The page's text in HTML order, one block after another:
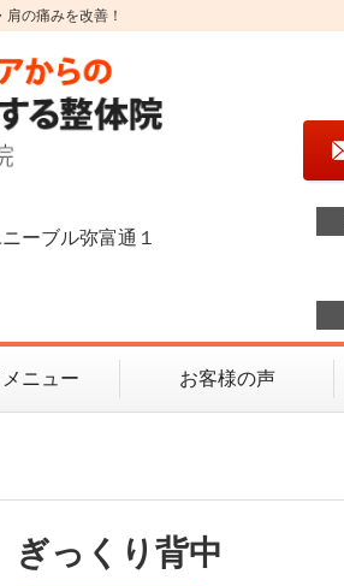
の痛みを改善！
ーブル弥富通１
ニュー お客様の声
ぎっくり背中